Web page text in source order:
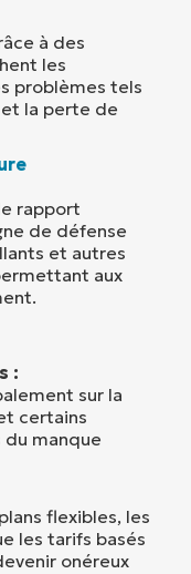
à des
les
problèmes tels
la perte de
rapport
de défense
et autres
aux
:
sur la
certains
manque
flexibles, les
les tarifs basés
onéreux